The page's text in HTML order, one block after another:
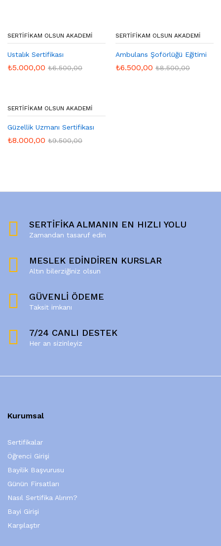
SERTIFIKAM OLSUN AKADEMI
Ustalık Sertifikası
₺5.000,00 ₺6.500,00
SERTIFIKAM OLSUN AKADEMI
Ambulans Şoförlüğü Eğitimi
₺6.500,00 ₺8.500,00
SERTIFIKAM OLSUN AKADEMI
Güzellik Uzmanı Sertifikası
₺8.000,00 ₺9.500,00
SERTİFİKA ALMANIN EN HIZLI YOLU
Zamandan tasaruf edin
MESLEK EDİNDİREN KURSLAR
Altın bilerziğiniz olsun
GÜVENLİ ÖDEME
Taksit imkanı
7/24 CANLI DESTEK
Her an sizinleyiz
Kurumsal
Sertifikalar
Öğrenci Girişi
Bayilik Başvurusu
Günün Firsatları
Nasıl Sertifika Alırım?
Bayi Girişi
Karşılaştır